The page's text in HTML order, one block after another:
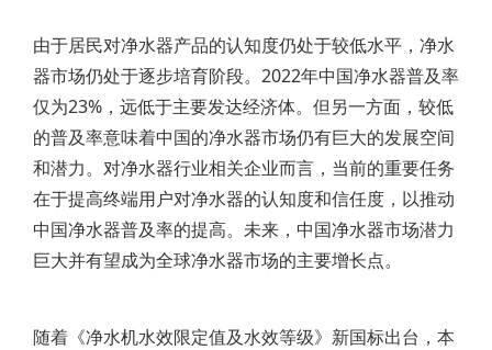
由于居民对净水器产品的认知度仍处于较低水平，净水
器市场仍处于逐步培育阶段。2022年中国净水器普及率
仅为23%，远低于主要发达经济体。但另一方面，较低
的普及率意味着中国的净水器市场仍有巨大的发展空间
和潜力。对净水器行业相关企业而言，当前的重要任务
在于提高终端用户对净水器的认知度和信任度，以推动
中国净水器普及率的提高。未来，中国净水器市场潜力
巨大并有望成为全球净水器市场的主要增长点。
随着《净水机水效限定值及水效等级》新国标出台，本